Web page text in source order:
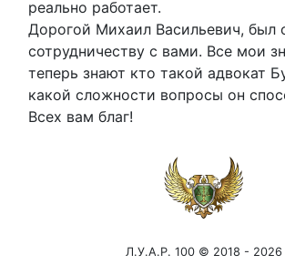
реально работает.
Дорогой Михаил Васильевич, был
сотрудничеству с вами. Все мои
теперь знают кто такой адвокат
какой сложности вопросы он
Всех вам благ!
Л.У.А.Р. 100 © 2018 - 2026